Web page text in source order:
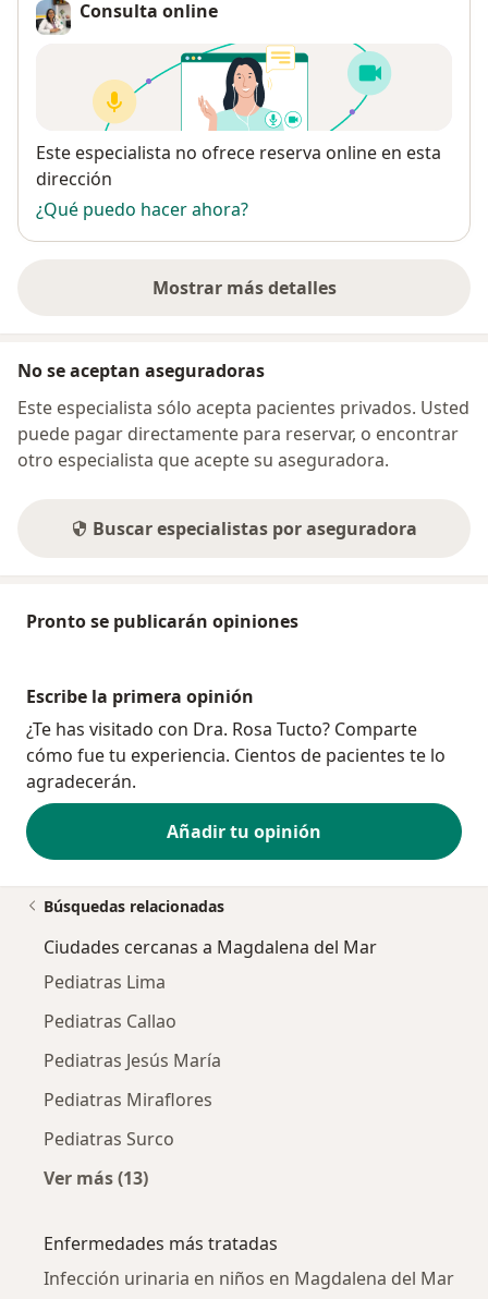
Consulta online
Disponibilidad
Este especialista no ofrece reserva online en esta
dirección
¿Qué puedo hacer ahora?
Mostrar más detalles
sobre la dirección
No se aceptan aseguradoras
Este especialista sólo acepta pacientes privados. Usted
puede pagar directamente para reservar, o encontrar
otro especialista que acepte su aseguradora.
Buscar especialistas por aseguradora
Pronto se publicarán opiniones
Escribe la primera opinión
¿Te has visitado con Dra. Rosa Tucto? Comparte
cómo fue tu experiencia. Cientos de pacientes te lo
agradecerán.
Añadir tu opinión
Búsquedas relacionadas
Ciudades cercanas a Magdalena del Mar
Pediatras Lima
Pediatras Callao
Pediatras Jesús María
Pediatras Miraflores
Pediatras Surco
Ver más (13)
Enfermedades más tratadas
Infección urinaria en niños en Magdalena del Mar